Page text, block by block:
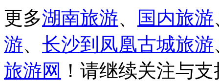
更多湖南旅游、 国内旅游
游、 长沙到凤凰古城旅游
旅游网 ！请继续关注与